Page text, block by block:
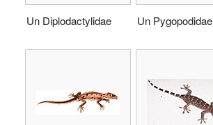
Un Diplodactylidae Un Pygopodidae